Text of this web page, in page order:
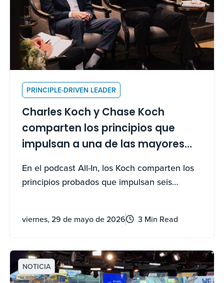
PRINCIPLE-DRIVEN LEADER
Charles Koch y Chase Koch
comparten los principios que
impulsan a una de las mayores
empresas privadas de Estados
Unidos
En el podcast All-In, los Koch comparten los
principios probados que impulsan seis
viernes, 29 de mayo de 2026 3 Min Read
NOTICIA